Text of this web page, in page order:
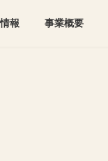
報 事業概要